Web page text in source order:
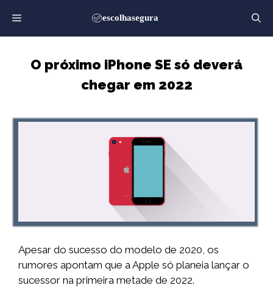
para
o
O próximo iPhone SE só deverá
chegar em 2022
Apesar do sucesso do modelo de 2020, os
rumores apontam que a Apple só planeia lançar o
sucessor na primeira metade de 2022.